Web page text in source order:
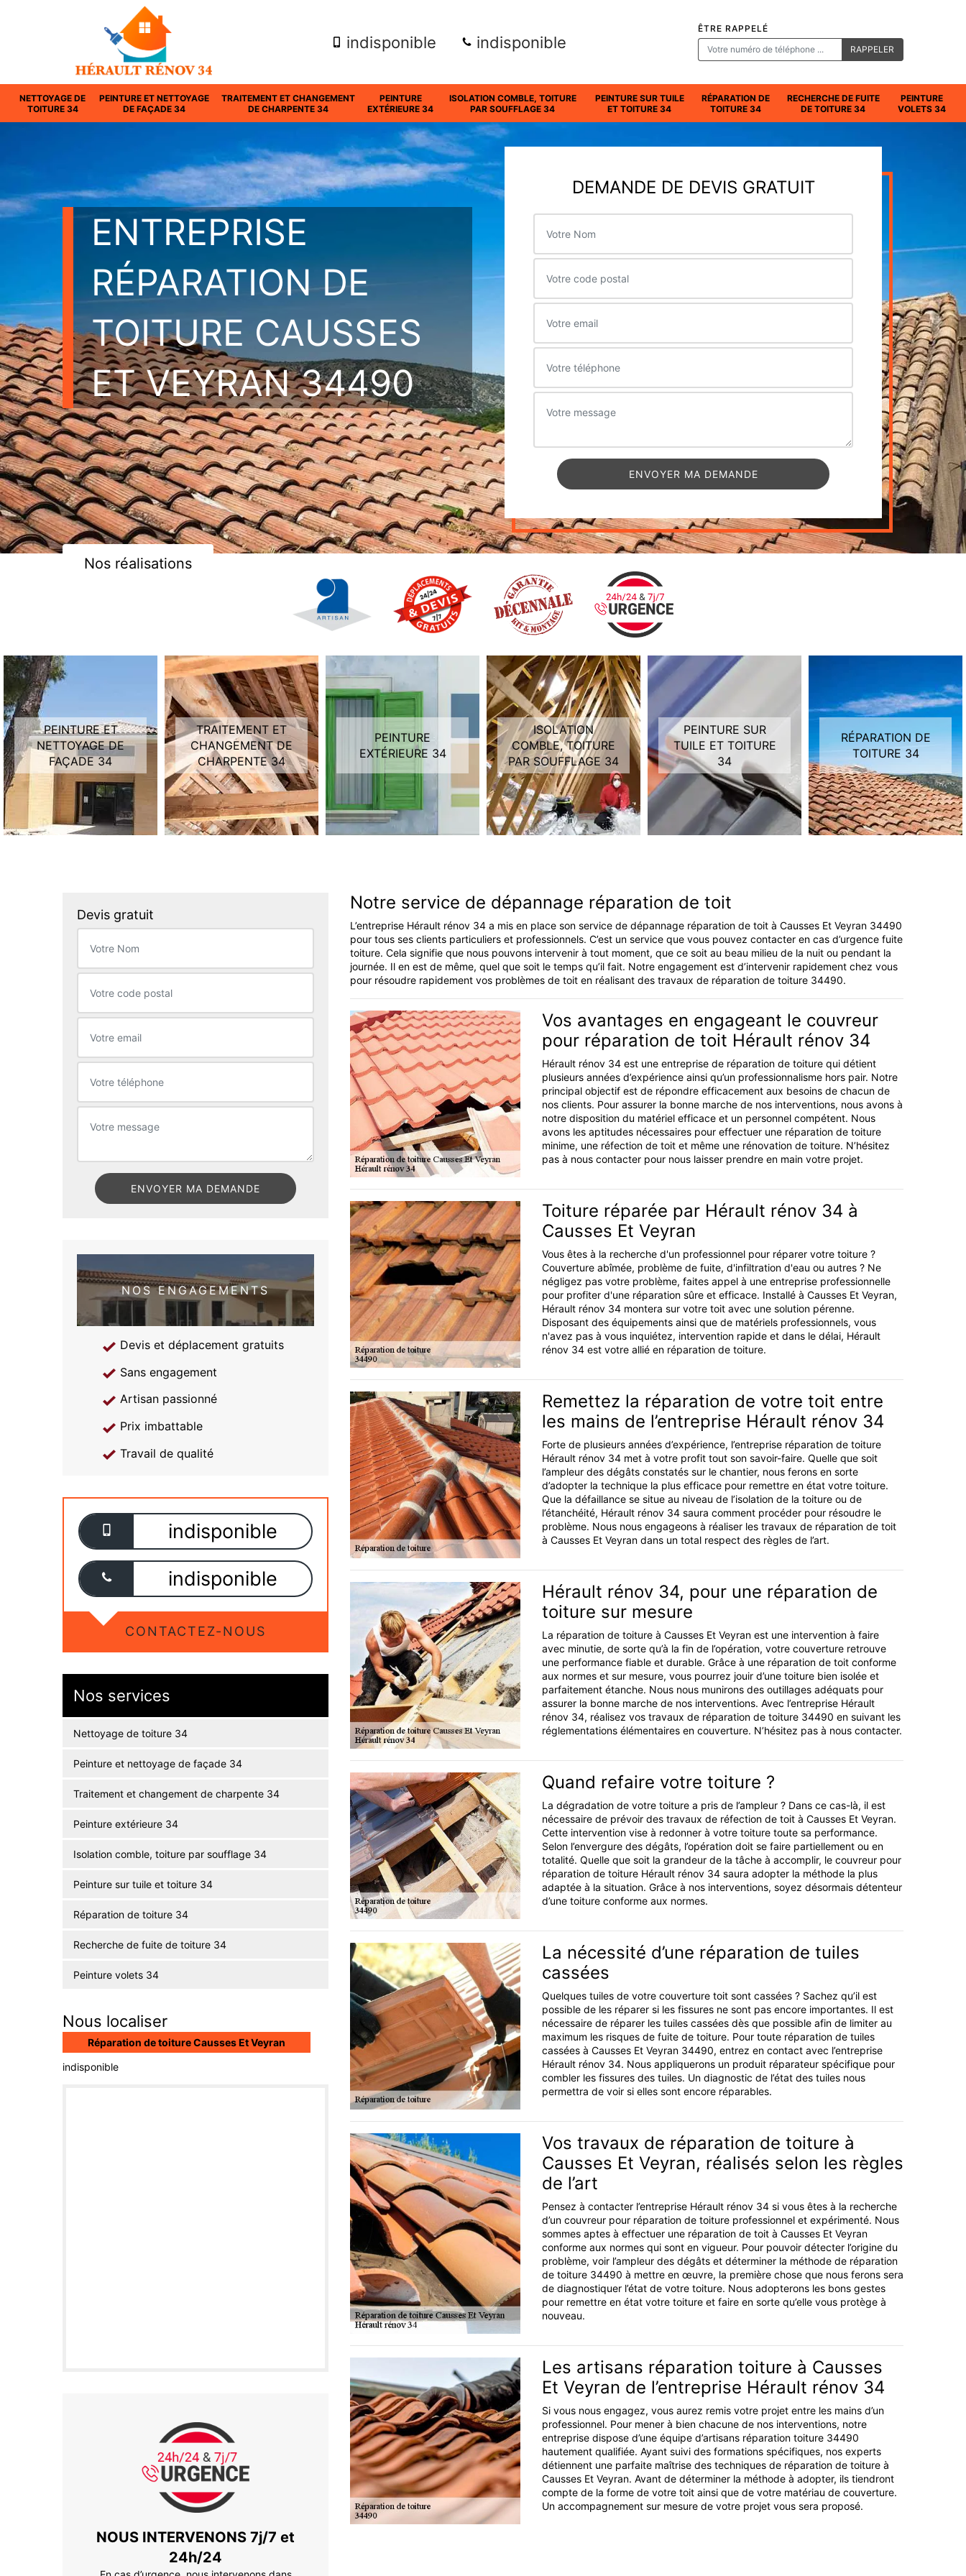
indisponible indisponible
ÊTRE RAPPELÉ
NETTOYAGE DE
TOITURE 34
PEINTURE ET NETTOYAGE
DE FAÇADE 34
TRAITEMENT ET CHANGEMENT
DE CHARPENTE 34
PEINTURE
EXTÉRIEURE 34
ISOLATION COMBLE, TOITURE
PAR SOUFFLAGE 34
PEINTURE SUR TUILE
ET TOITURE 34
RÉPARATION DE
TOITURE 34
RECHERCHE DE FUITE
DE TOITURE 34
PEINTURE
VOLETS 34
ENTREPRISE
RÉPARATION DE
TOITURE CAUSSES
ET VEYRAN 34490
Nos réalisations
DEMANDE DE DEVIS GRATUIT
PEINTURE ET
NETTOYAGE DE
FAÇADE 34
TRAITEMENT ET
CHANGEMENT DE
CHARPENTE 34
PEINTURE
EXTÉRIEURE 34
ISOLATION
COMBLE, TOITURE
PAR SOUFFLAGE 34
PEINTURE SUR
TUILE ET TOITURE
34
RÉPARATION DE
TOITURE 34
Devis gratuit
NOS ENGAGEMENTS
Devis et déplacement gratuits
Sans engagement
Artisan passionné
Prix imbattable
Travail de qualité
indisponible
indisponible
CONTACTEZ-NOUS
Nos services
Nettoyage de toiture 34
Peinture et nettoyage de façade 34
Traitement et changement de charpente 34
Peinture extérieure 34
Isolation comble, toiture par soufflage 34
Peinture sur tuile et toiture 34
Réparation de toiture 34
Recherche de fuite de toiture 34
Peinture volets 34
Nous localiser
Réparation de toiture Causses Et Veyran
indisponible
NOUS INTERVENONS 7j/7 et
24h/24
Notre service de dépannage réparation de toit
L’entreprise Hérault rénov 34 a mis en place son service de dépannage réparation de toit à Causses Et Veyran 34490
pour tous ses clients particuliers et professionnels. C’est un service que vous pouvez contacter en cas d’urgence fuite
toiture. Cela signifie que nous pouvons intervenir à tout moment, que ce soit au beau milieu de la nuit ou pendant la
journée. Il en est de même, quel que soit le temps qu’il fait. Notre engagement est d’intervenir rapidement chez vous
pour résoudre rapidement vos problèmes de toit en réalisant des travaux de réparation de toiture 34490.
Vos avantages en engageant le couvreur
pour réparation de toit Hérault rénov 34
Hérault rénov 34 est une entreprise de réparation de toiture qui détient
plusieurs années d’expérience ainsi qu’un professionnalisme hors pair. Notre
principal objectif est de répondre efficacement aux besoins de chacun de
nos clients. Pour assurer la bonne marche de nos interventions, nous avons à
notre disposition du matériel efficace et un personnel compétent. Nous
avons les aptitudes nécessaires pour effectuer une réparation de toiture
minime, une réfection de toit et même une rénovation de toiture. N’hésitez
pas à nous contacter pour nous laisser prendre en main votre projet.
Toiture réparée par Hérault rénov 34 à
Causses Et Veyran
Vous êtes à la recherche d'un professionnel pour réparer votre toiture ?
Couverture abîmée, problème de fuite, d'infiltration d'eau ou autres ? Ne
négligez pas votre problème, faites appel à une entreprise professionnelle
pour profiter d'une réparation sûre et efficace. Installé à Causses Et Veyran,
Hérault rénov 34 montera sur votre toit avec une solution pérenne.
Disposant des équipements ainsi que de matériels professionnels, vous
n'avez pas à vous inquiétez, intervention rapide et dans le délai, Hérault
rénov 34 est votre allié en réparation de toiture.
Remettez la réparation de votre toit entre
les mains de l’entreprise Hérault rénov 34
Forte de plusieurs années d’expérience, l’entreprise réparation de toiture
Hérault rénov 34 met à votre profit tout son savoir-faire. Quelle que soit
l’ampleur des dégâts constatés sur le chantier, nous ferons en sorte
d’adopter la technique la plus efficace pour remettre en état votre toiture.
Que la défaillance se situe au niveau de l’isolation de la toiture ou de
l’étanchéité, Hérault rénov 34 saura comment procéder pour résoudre le
problème. Nous nous engageons à réaliser les travaux de réparation de toit
à Causses Et Veyran dans un total respect des règles de l’art.
Hérault rénov 34, pour une réparation de
toiture sur mesure
La réparation de toiture à Causses Et Veyran est une intervention à faire
avec minutie, de sorte qu’à la fin de l’opération, votre couverture retrouve
une performance fiable et durable. Grâce à une réparation de toit conforme
aux normes et sur mesure, vous pourrez jouir d’une toiture bien isolée et
parfaitement étanche. Nous nous munirons des outillages adéquats pour
assurer la bonne marche de nos interventions. Avec l’entreprise Hérault
rénov 34, réalisez vos travaux de réparation de toiture 34490 en suivant les
réglementations élémentaires en couverture. N’hésitez pas à nous contacter.
Quand refaire votre toiture ?
La dégradation de votre toiture a pris de l’ampleur ? Dans ce cas-là, il est
nécessaire de prévoir des travaux de réfection de toit à Causses Et Veyran.
Cette intervention vise à redonner à votre toiture toute sa performance.
Selon l’envergure des dégâts, l’opération doit se faire partiellement ou en
totalité. Quelle que soit la grandeur de la tâche à accomplir, le couvreur pour
réparation de toiture Hérault rénov 34 saura adopter la méthode la plus
adaptée à la situation. Grâce à nos interventions, soyez désormais détenteur
d’une toiture conforme aux normes.
La nécessité d’une réparation de tuiles
cassées
Quelques tuiles de votre couverture toit sont cassées ? Sachez qu’il est
possible de les réparer si les fissures ne sont pas encore importantes. Il est
nécessaire de réparer les tuiles cassées dès que possible afin de limiter au
maximum les risques de fuite de toiture. Pour toute réparation de tuiles
cassées à Causses Et Veyran 34490, entrez en contact avec l’entreprise
Hérault rénov 34. Nous appliquerons un produit réparateur spécifique pour
combler les fissures des tuiles. Un diagnostic de l’état des tuiles nous
permettra de voir si elles sont encore réparables.
Vos travaux de réparation de toiture à
Causses Et Veyran, réalisés selon les règles
de l’art
Pensez à contacter l’entreprise Hérault rénov 34 si vous êtes à la recherche
d’un couvreur pour réparation de toiture professionnel et expérimenté. Nous
sommes aptes à effectuer une réparation de toit à Causses Et Veyran
conforme aux normes qui sont en vigueur. Pour pouvoir détecter l’origine du
problème, voir l’ampleur des dégâts et déterminer la méthode de réparation
de toiture 34490 à mettre en œuvre, la première chose que nous ferons sera
de diagnostiquer l’état de votre toiture. Nous adopterons les bons gestes
pour remettre en état votre toiture et faire en sorte qu’elle vous protège à
nouveau.
Les artisans réparation toiture à Causses
Et Veyran de l’entreprise Hérault rénov 34
Si vous nous engagez, vous aurez remis votre projet entre les mains d’un
professionnel. Pour mener à bien chacune de nos interventions, notre
entreprise dispose d’une équipe d’artisans réparation toiture 34490
hautement qualifiée. Ayant suivi des formations spécifiques, nos experts
détiennent une parfaite maîtrise des techniques de réparation de toiture à
Causses Et Veyran. Avant de déterminer la méthode à adopter, ils tiendront
compte de la forme de votre toit ainsi que de votre matériau de couverture.
Un accompagnement sur mesure de votre projet vous sera proposé.